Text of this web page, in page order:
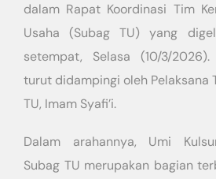
dalam Rapat Koordinasi Tim
Usaha (Subag TU) yang
setempat, Selasa (10/3/
turut didampingi oleh Pelaksana
TU, Imam Syafi’i.
Dalam arahannya, Umi
Subag TU merupakan bagian